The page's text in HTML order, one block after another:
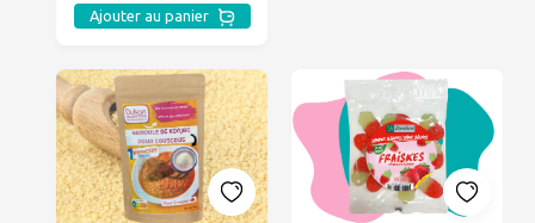
Ajouter au panier